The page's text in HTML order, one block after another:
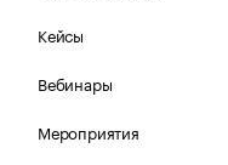
Кейсы
Вебинары
Мероприятия